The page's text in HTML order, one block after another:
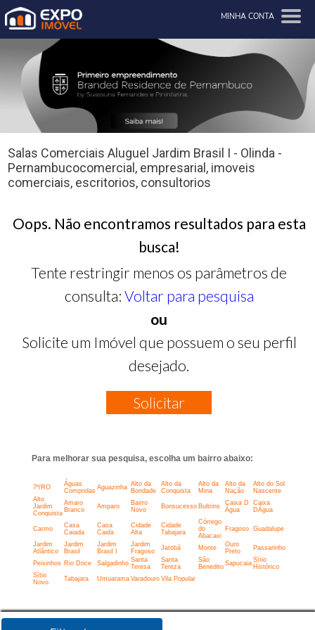
MINHA CONTA
Salas Comerciais Aluguel Jardim Brasil I - Olinda -
Pernambucocomercial, empresarial, imoveis
comerciais, escritorios, consultorios
Oops. Não encontramos resultados para esta
busca!
Tente restringir menos os parâmetros de
consulta: Voltar para pesquisa
ou
Solicite um Imóvel que possuem o seu perfil
desejado.
Solicitar
Para melhorar sua pesquisa, escolha um bairro abaixo:
7º/RO
Águas
Compridas Aguazinha Alto da
Bondade
Alto da
Conquista
Alto da
Mina
Alto da
Nação
Alto do Sol
Nascente
Alto
Jardim
Conquista
Amaro
Branco
Amparo
Bairro
Novo
Bonsucesso Bultrins
Caixa D
Água
Caixa
DÁgua
Carmo
Casa
Caiada
Casa
Caida
Cidade
Alta
Cidade
Tabajara
Córrego
do
Abacaxi
Fragoso Guadalupe
Jardim
Atlântico
Jardim
Brasil
Jardim
Brasil I
Jardim
Fragoso
Jatobá Monte
Ouro
Preto
Passarinho
Peixinhos Rio Doce Salgadinho Santa
Teresa
Santa
Tereza
São
Benedito Sapucaia Sítio
Histórico
Sítio
Novo
Tabajara Umuarama Varadouro Vila Popular